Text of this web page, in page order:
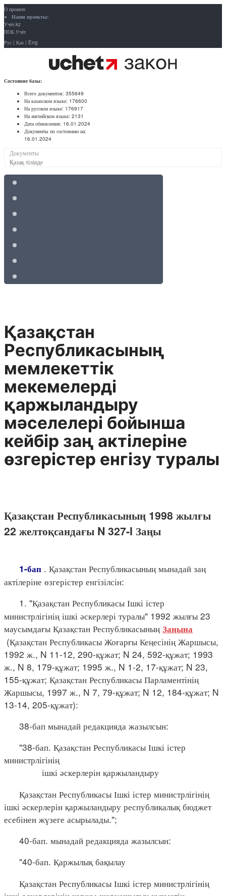
О проекте
Наши проекты:
Учёт.kz
ПОБ.Учёт
Рус | Қаз | Eng
Состояние базы:
Всего документов: 355649
На казахском языке: 176600
На русском языке: 176917
На английском языке: 2131
Дата обновления: 16.01.2024
Документы по состоянию на:
16.01.2024
Документы
Қазақ тілінде
Қазақстан
Республикасының
мемлекеттік
мекемелерді
қаржыландыру
мәселелері бойынша
кейбір заң актілеріне
өзгерістер енгізу туралы
Қазақстан Республикасының 1998 жылғы
22 желтоқсандағы N 327-I Заңы
1-бап . Қазақстан Республикасының мынадай заң
актілеріне өзгерістер енгізілсін:
1. "Қазақстан Республикасы Ішкі істер
министрлігінің ішкі әскерлері туралы" 1992 жылғы 23
маусымдағы Қазақстан Республикасының Заңына
(Қазақстан Республикасы Жоғарғы Кеңесінің Жаршысы,
1992 ж., N 11-12, 290-құжат; N 24, 592-құжат; 1993
ж., N 8, 179-құжат; 1995 ж., N 1-2, 17-құжат; N 23,
155-құжат; Қазақстан Республикасы Парламентінің
Жаршысы, 1997 ж., N 7, 79-құжат; N 12, 184-құжат; N
13-14, 205-құжат):
38-бап мынадай редакцияда жазылсын:
"38-бап. Қазақстан Республикасы Ішкі істер
министрлігінің
ішкі әскерлерін қаржыландыру
Қазақстан Республикасы Ішкі істер министрлігінің
ішкі әскерлерін қаржыландыру республикалық бюджет
есебінен жүзеге асырылады.";
40-бап. мынадай редакцияда жазылсын:
"40-бап. Қаржылық бақылау
Қазақстан Республикасы Ішкі істер министрлігінің